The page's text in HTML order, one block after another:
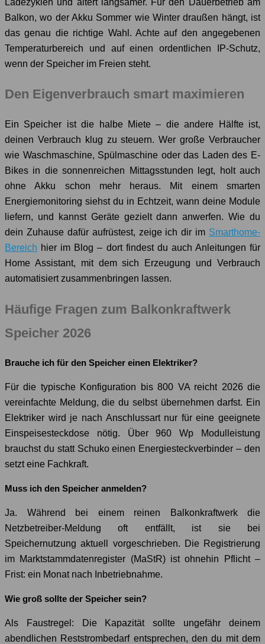
Balkon, wo der Akku Sommer wie Winter draußen hängt, ist
das genau die richtige Wahl. Achte auf den angegebenen
Temperaturbereich und auf einen ordentlichen IP-Schutz,
wenn der Speicher im Freien steht.
Den Eigenverbrauch smart maximieren
Ein Speicher ist die halbe Miete – die andere Hälfte ist,
deinen Verbrauch klug zu steuern. Wer große Verbraucher
wie Waschmaschine, Spülmaschine oder das Laden des E-
Bikes in die sonnenreichen Mittagsstunden legt, holt auch
ohne Akku schon mehr heraus. Mit einem smarten
Energiemonitoring siehst du in Echtzeit, wann deine Module
liefern, und kannst Geräte gezielt dann anwerfen. Wie du
dein Zuhause dafür aufrüstest, zeige ich dir im Smarthome-
Bereich hier im Blog – dort findest du auch Anleitungen für
Home Assistant, mit dem sich Erzeugung und Verbrauch
automatisiert zusammenbringen lassen.
Häufige Fragen zum Balkonkraftwerk
Speicher 2026
Brauche ich für den Speicher einen Elektriker?
Für die typische Konfiguration bis 800 VA reicht 2026 die
vereinfachte Meldung, die du selbst übernehmen darfst. Ein
Elektriker wird je nach Anschlussart nur für eine geeignete
Einspeisesteckdose nötig. Über 960 Wp Modulleistung
brauchst du statt Schuko einen Energiesteckverbinder – den
setzt eine Fachkraft.
Muss ich den Speicher anmelden?
Ja. Während bei einem reinen Balkonkraftwerk die
Netzbetreiber-Meldung oft entfällt, ist sie bei
Speichernutzung aktuell vorgeschrieben. Die Registrierung
im Marktstammdatenregister (MaStR) ist ohnehin Pflicht –
Frist: ein Monat nach Inbetriebnahme.
Wie groß sollte der Speicher sein?
Als Faustregel: Die Kapazität sollte ungefähr deinem
abendlichen Reststrombedarf entsprechen, den du mit dem